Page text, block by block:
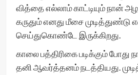
வித்தை எல்லாம் காட்டியும் நான்
கருதும் எனது மீசை
செய்துகொண்டே இருக்கிறது.
காலை பத்திரிகை படிக்கும் போது
தனி ஆவர்த்தனம் நடத்தியது.